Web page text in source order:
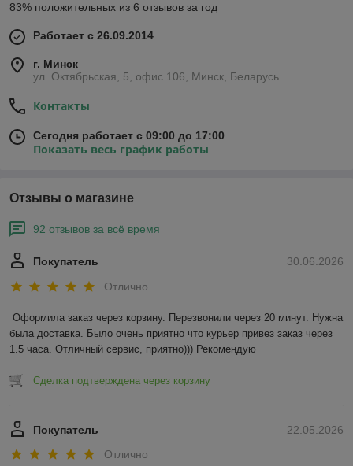
83% положительных из 6 отзывов за год
Работает с 26.09.2014
г. Минск
ул. Октябрьская, 5, офис 106, Минск, Беларусь
Контакты
Сегодня работает с 09:00 до 17:00
Показать весь график работы
Отзывы о магазине
92 отзывов за всё время
30.06.2026
Покупатель
Отлично
Оформила заказ через корзину. Перезвонили через 20 минут. Нужна
была доставка. Было очень приятно что курьер привез заказ через
1.5 часа. Отличный сервис, приятно))) Рекомендую
Сделка подтверждена через корзину
22.05.2026
Покупатель
Отлично